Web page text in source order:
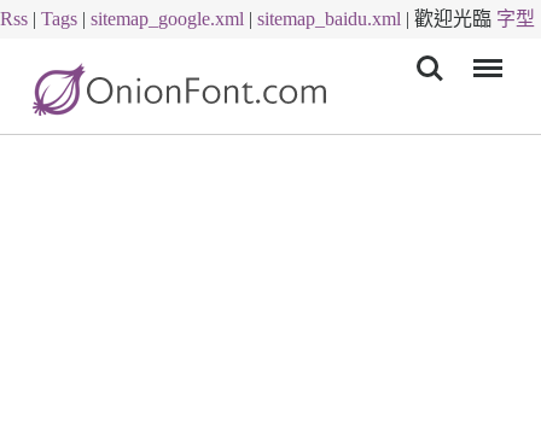
Rss | Tags | sitemap_google.xml | sitemap_baidu.xml | 歡迎光臨 字型